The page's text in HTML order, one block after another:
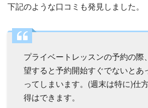
下記のような口コミも発見しました。
プライベートレッスンの予約の際
望すると予約開始すぐでないとあ
ってしまいます。(週末は特に)仕
得はできます。